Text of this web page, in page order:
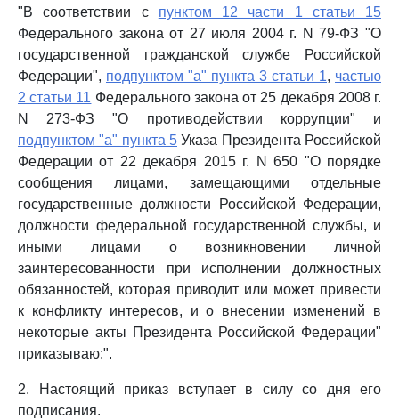
"В соответствии с пунктом 12 части 1 статьи 15
Федерального закона от 27 июля 2004 г. N 79-ФЗ "О
государственной гражданской службе Российской
Федерации", подпунктом "а" пункта 3 статьи 1, частью
2 статьи 11 Федерального закона от 25 декабря 2008 г.
N 273-ФЗ "О противодействии коррупции" и
подпунктом "а" пункта 5 Указа Президента Российской
Федерации от 22 декабря 2015 г. N 650 "О порядке
сообщения лицами, замещающими отдельные
государственные должности Российской Федерации,
должности федеральной государственной службы, и
иными лицами о возникновении личной
заинтересованности при исполнении должностных
обязанностей, которая приводит или может привести
к конфликту интересов, и о внесении изменений в
некоторые акты Президента Российской Федерации"
приказываю:".
2. Настоящий приказ вступает в силу со дня его
подписания.